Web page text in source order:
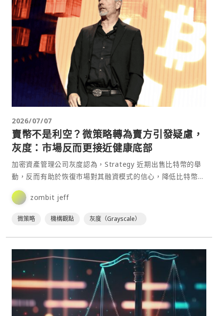
2026/07/07
賣幣不是利空？微策略轉為賣方引發疑慮，
灰度：市場反而更接近健康底部
加密資產管理公司灰度認為，Strategy 近期出售比特幣的舉
動，反而有助於恢復市場對其融資模式的信心，降低比特幣市
場尾部風險，並幫助比特幣價格建立更穩固的底部。⋯
zombit jeff
微策略 機構觀點 灰度（Grayscale）